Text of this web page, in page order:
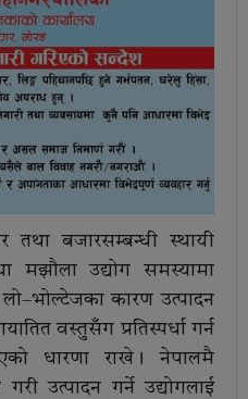
तथा बजारसम्बन्धी स्थायी
मझौला उद्योग समस्यामा
कारण उत्पादन
वस्तुसँग प्रतिस्पर्धा गर्न
धारणा राखे। नेपालमै
उत्पादन गर्ने उद्योगलाई